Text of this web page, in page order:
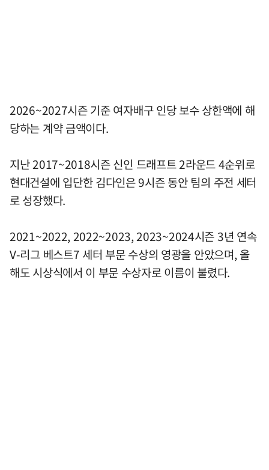
2026~2027시즌 기준 여자배구 인당 보수 상한액에 해
당하는 계약 금액이다.
지난 2017~2018시즌 신인 드래프트 2라운드 4순위로
현대건설에 입단한 김다인은 9시즌 동안 팀의 주전 세터
로 성장했다.
2021~2022, 2022~2023, 2023~2024시즌 3년 연속
V-리그 베스트7 세터 부문 수상의 영광을 안았으며, 올
해도 시상식에서 이 부문 수상자로 이름이 불렸다.